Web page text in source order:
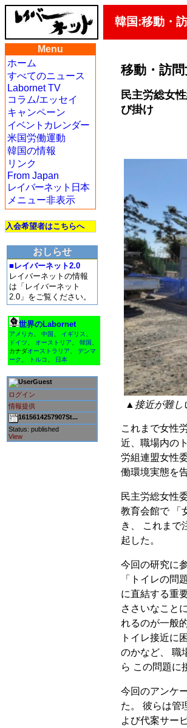
韓国:移動・
Menu
ホーム
すべてのニュース
Labornet TV
コラム/エッセイ
キャンペーン
イベントカレンダー
米国労働運動
韓国の情報
リンク
From Japan
レイバーネット日本
メニュー非表示
入会希望者はこちらへ
おしらせ
■レイバーネット2.0
レイバーネットの情報
は「レイバーネット
2.0」をご覧ください。
世界のLabornet
アメリカ 中国 イギリス
ドイツ
オーストリア 韓国
カナダオーストラリア
デンマ
ーク
トルコ 日本
Guest
ログイン
情報提供
1615614257907St...
Status: published
View
移動・訪
民主労総女
び掛け
▲接近が難し
これまで女性
近、職場内の
労組連盟女性
働環境実態を
民主労総女性
教育会館で 「
き、 これまで
起した。
今回の研究に
「トイレの問
に直結する重
ささいなこと
れるのが一般
トイレ接近に
のかなど、 職
ら この問題に
今回のアンケ
た。 彼らは管
よび代案サー